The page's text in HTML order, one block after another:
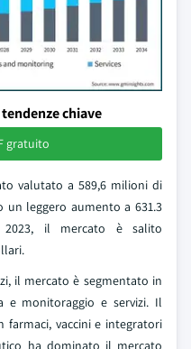
chiave
gratuito
valutato a 589,6 milioni di
un leggero aumento a 631.3
il mercato è salito
il mercato è segmentato in
e monitoraggio e servizi. Il
farmaci, vaccini e integratori
ha dominato il mercato